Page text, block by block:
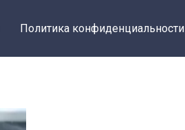
Политика конфиденциальности